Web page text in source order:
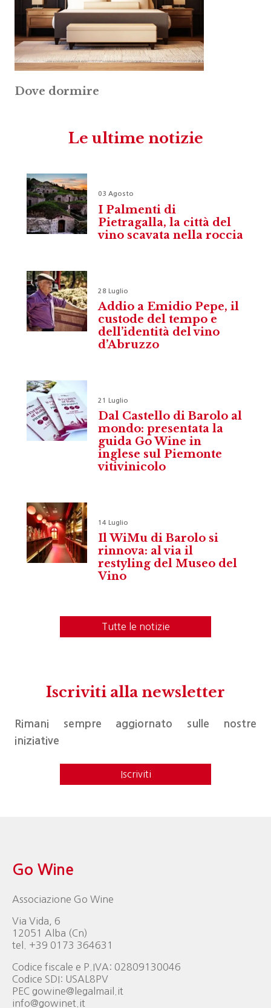
Dove dormire
Le ultime notizie
03 Agosto
I Palmenti di
Pietragalla, la città del
vino scavata nella roccia
28 Luglio
Addio a Emidio Pepe, il
custode del tempo e
dell’identità del vino
d’Abruzzo
21 Luglio
Dal Castello di Barolo al
mondo: presentata la
guida Go Wine in
inglese sul Piemonte
vitivinicolo
14 Luglio
Il WiMu di Barolo si
rinnova: al via il
restyling del Museo del
Vino
Tutte le notizie
Iscriviti alla newsletter
Rimani sempre aggiornato sulle nostre
iniziative
Iscriviti
Go Wine
Associazione Go Wine
Via Vida, 6
12051 Alba (Cn)
tel. +39 0173 364631
Codice fiscale e P.IVA: 02809130046
Codice SDI: USAL8PV
PEC gowine@legalmail.it
info@gowinet.it